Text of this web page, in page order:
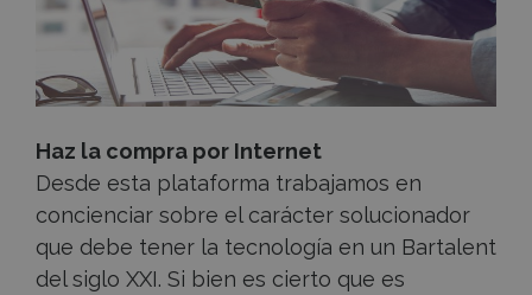
Haz la compra por Internet
Desde esta plataforma trabajamos en
concienciar sobre el carácter solucionador
que debe tener la tecnología en un Bartalent
del siglo XXI. Si bien es cierto que es